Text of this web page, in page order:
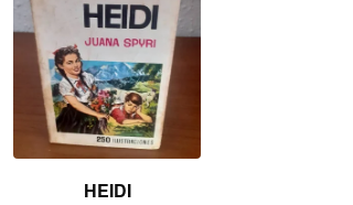
HEIDI